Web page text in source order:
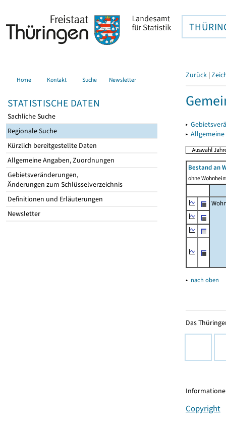
Home Kontakt Suche Newsletter
STATISTISCHE DATEN
Sachliche Suche
Regionale Suche
Kürzlich bereitgestellte Daten
Allgemeine Angaben, Zuordnungen
Gebietsveränderungen,
Änderungen zum Schlüsselverzeichnis
Definitionen und Erläuterungen
Newsletter
Zurück |
▸
▸
Bestand an
ohne
▴ nach oben
Das
Copyright